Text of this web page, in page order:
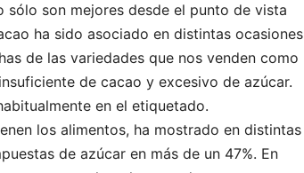
sólo son mejores desde el punto de vista
ha sido asociado en distintas ocasiones
de las variedades que nos venden como
de cacao y excesivo de azúcar.
en el etiquetado.
los alimentos, ha mostrado en distintas
de azúcar en más de un 47%. En